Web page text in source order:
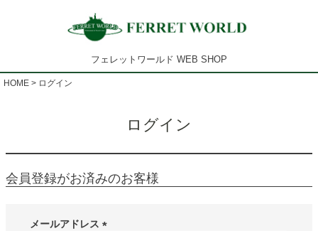
フェレットワールド WEB SHOP
HOME ログイン
ログイン
会員登録がお済みのお客様
メールアドレス